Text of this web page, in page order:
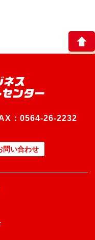
：0564-26-2232
問い合わせ